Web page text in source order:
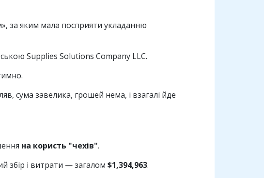
за яким мала посприяти укладанню
Supplies Solutions Company LLC.
сума завелика, грошей нема, і взагалі йде
на користь "чехів".
збір і витрати — загалом $1,394,963.